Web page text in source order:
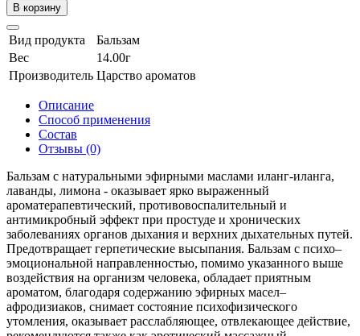
В корзину
Вид продукта
Бальзам
Вес
14.00г
Производитель Царство ароматов
Описание
Способ применения
Состав
Отзывы (0)
Бальзам с натуральными эфирными маслами иланг-иланга,
лаванды, лимона - оказывает ярко выраженный
ароматерапевтический, противовоспалительный и
антимикробный эффект при простуде и хронических
заболеваниях органов дыхания и верхних дыхательных путей.
Предотвращает герпетические высыпания. Бальзам с психо–
эмоциональной направленностью, помимо указанного выше
воздействия на организм человека, обладает приятным
ароматом, благодаря содержанию эфирных масел–
афродизиаков, снимает состояние психофизического
утомления, оказывает расслабляющее, отвлекающее действие,